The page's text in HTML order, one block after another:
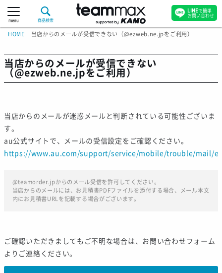
menu 商品検索
HOME 当店からのメールが受信できない（@ezweb.ne.jpをご利用）
当店からのメールが受信できない
（@ezweb.ne.jpをご利用）
当店からのメールが迷惑メールと判断されている可能性ございま
す。
au公式サイトで、メールの受信設定をご確認ください。
https://www.au.com/support/service/mobile/trouble/mail/
@teamorder.jpからのメール受信を許可してください。
当店からのメールには、お見積書PDFファイルを添付する場合、メール本文
内にお見積書URLを記載する場合がございます。
ご確認いただきましてもご不明な場合は、お問い合わせフォーム
よりご連絡ください。
LINEで簡単
お問い合わせ